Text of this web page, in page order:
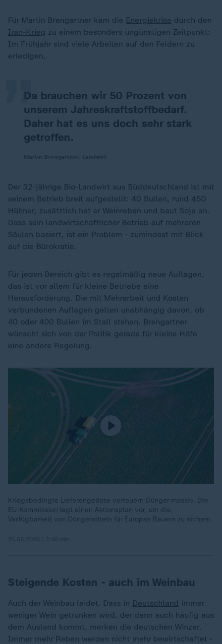
Für Martin Brengartner kam die Energiekrise durch den
Iran-Krieg zu einem besonders ungünstigen Zeitpunkt:
Im Frühjahr sind viele Arbeiten auf den Feldern zu
erledigen.
Da brauchen wir 50 Prozent von
unserem Jahreskraftstoffbedarf.
Daher hat es uns doch sehr stark
getroffen.
„
Der 32-jährige Bio-Landwirt aus Süddeutschland ist mit
seinem Betrieb breit aufgestellt: 40 Bullen, rund 450
Hühner, zusätzlich hat er Weinreben und baut Soja an.
Dass sein landwirtschaftlicher Betrieb auf mehreren
Säulen basiert, ist ein Problem - zumindest mit Blick
auf die Bürokratie.
Für jeden Bereich gibt es regelmäßig neue Auflagen,
das ist vor allem für kleine Betriebe eine
Herausforderung. Die mit Mehrarbeit und Kosten
verbundenen Auflagen gelten unabhängig davon, ob
40 oder 400 Bullen im Stall stehen. Brengartner
wünscht sich von der Politik gerade für kleine Höfe
eine andere Regelung.
Kriegsbedingte Lieferengpässe verteuern Dünger massiv. Die
EU-Kommission legt einen Aktionsplan vor, um die
Verfügbarkeit von Düngemitteln für Europas Bauern zu sichern.
Steigende Kosten - auch im Weinbau
Auch der Weinbau leidet. Dass in Deutschland immer
weniger Wein getrunken wird, der dann auch häufig aus
dem Ausland kommt, merken die deutschen Winzer.
Immer mehr Reben werden nicht mehr bewirtschaftet -